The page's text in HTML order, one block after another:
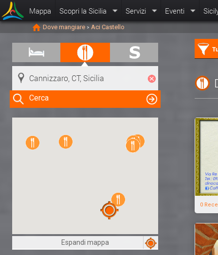
Mappa Scopri la Sicilia Servizi Eventi
Dove mangiare > Aci Castello
Cerca
Espandi mappa
0